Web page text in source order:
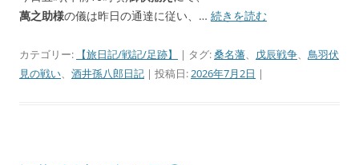
萬之助様の儀は昨日の通達に従い、… 続きを読む
カテゴリー: 【旅日記/戦記/足跡】 | タグ:桑名藩、 戊辰戦争、 鳥羽伏
見の戦い、 酒井孫八郎日記 | 投稿日:2026年7月2日 |